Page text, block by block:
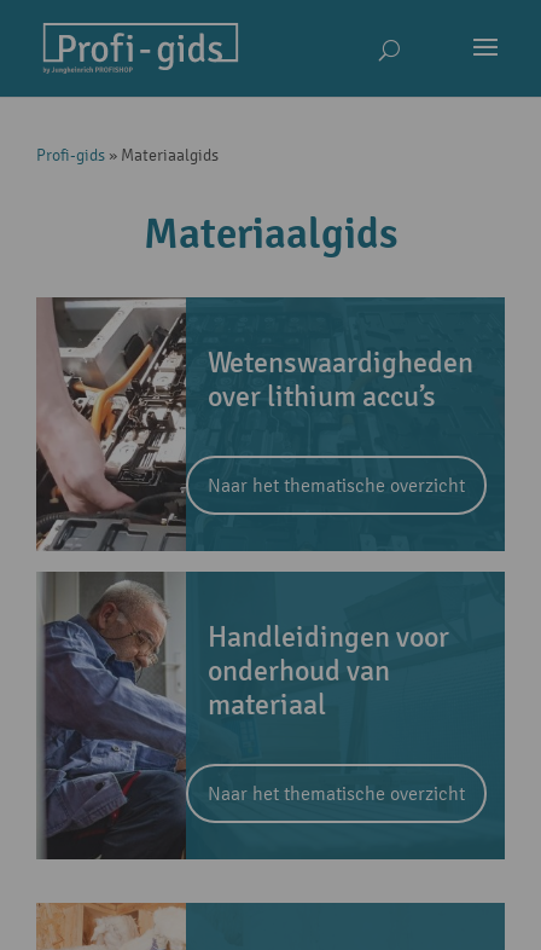
Profi-gids » Materiaalgids
Materiaalgids
Wetenswaardigheden
over lithium accu’s
Naar het thematische overzicht
Handleidingen voor
onderhoud van
materiaal
Naar het thematische overzicht